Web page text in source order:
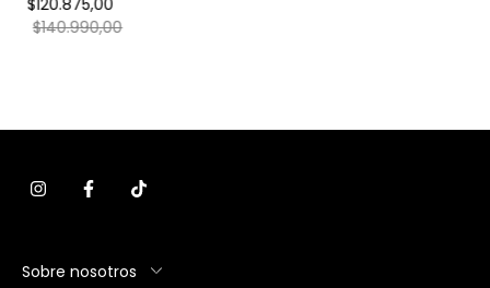
Cocina
$140.990,00
Sobre nosotros